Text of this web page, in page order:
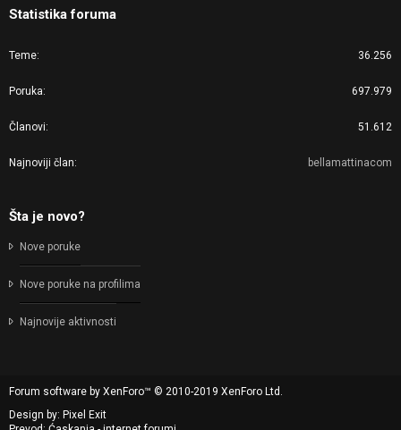
Statistika foruma
Teme 36.256
Poruka 697.979
Članovi 51.612
Najnoviji član bellamattinacom
Šta je novo?
Nove poruke
Nove poruke na profilima
Najnovije aktivnosti
Forum software by XenForo™ © 2010-2019 XenForo Ltd.
Design by: Pixel Exit